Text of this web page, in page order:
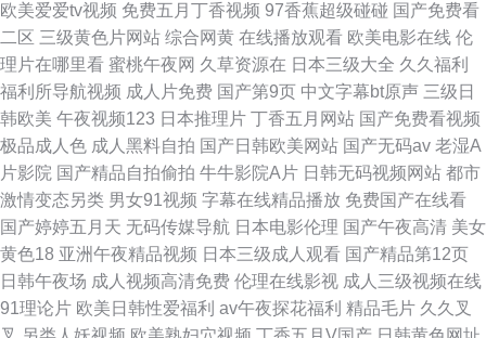
欧美爱爱tv视频 免费五月丁香视频 97香蕉超级碰碰 国产免费看
二区 三级黄色片网站 综合网黄 在线播放观看 欧美电影在线 伦
理片在哪里看 蜜桃午夜网 久草资源在 日本三级大全 久久福利
福利所导航视频 成人片免费 国产第9页 中文字幕bt原声 三级日
韩欧美 午夜视频123 日本推理片 丁香五月网站 国产免费看视频
极品成人色 成人黑料自拍 国产日韩欧美网站 国产无码av 老湿A
片影院 国产精品自拍偷拍 牛牛影院A片 日韩无码视频网站 都市
激情变态另类 男女91视频 字幕在线精品播放 免费国产在线看
国产婷婷五月天 无码传媒导航 日本电影伦理 国产午夜高清 美女
黄色18 亚洲午夜精品视频 日本三级成人观看 国产精品第12页
日韩午夜场 成人视频高清免费 伦理在线影视 成人三级视频在线
91理论片 欧美日韩性爱福利 av午夜探花福利 精品毛片 久久叉